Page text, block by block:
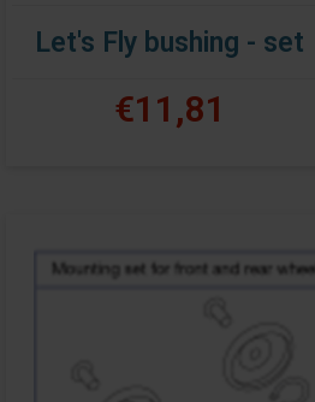
Let's Fly bushing - set
€11,81